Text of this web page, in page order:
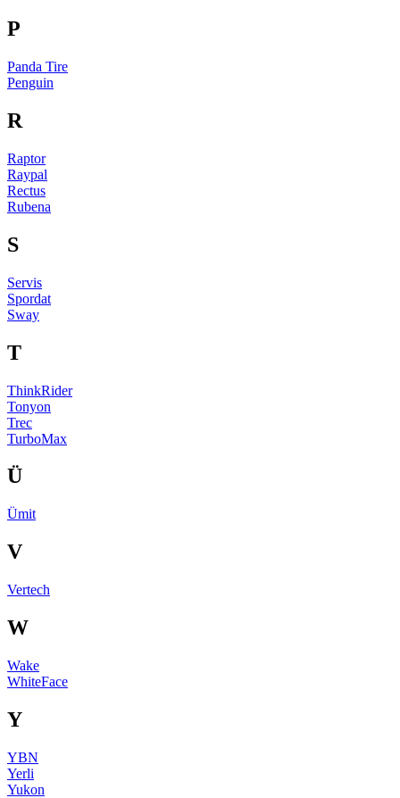
P
Panda Tire
Penguin
R
Raptor
Raypal
Rectus
Rubena
S
Servis
Spordat
Sway
T
ThinkRider
Tonyon
Trec
TurboMax
Ü
Ümit
V
Vertech
W
Wake
WhiteFace
Y
YBN
Yerli
Yukon